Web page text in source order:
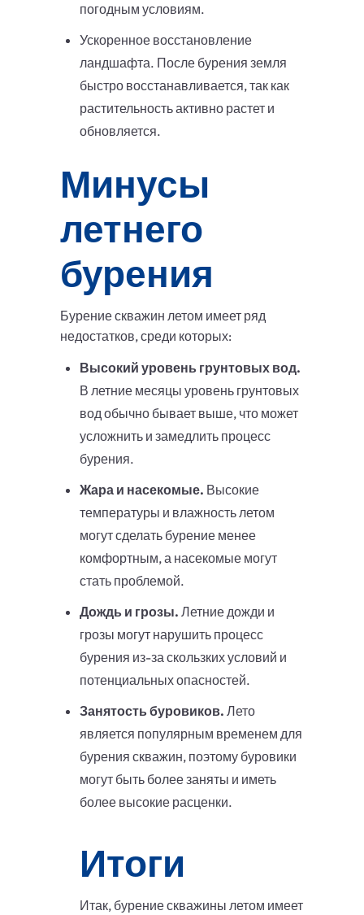
погодным условиям.
Ускоренное восстановление
ландшафта. После бурения земля
быстро восстанавливается, так как
растительность активно растет и
обновляется.
Минусы
летнего
бурения
Бурение скважин летом имеет ряд
недостатков, среди которых:
Высокий уровень грунтовых вод.
В летние месяцы уровень грунтовых
вод обычно бывает выше, что может
усложнить и замедлить процесс
бурения.
Жара и насекомые. Высокие
температуры и влажность летом
могут сделать бурение менее
комфортным, а насекомые могут
стать проблемой.
Дождь и грозы. Летние дожди и
грозы могут нарушить процесс
бурения из-за скользких условий и
потенциальных опасностей.
Занятость буровиков. Лето
является популярным временем для
бурения скважин, поэтому буровики
могут быть более заняты и иметь
более высокие расценки.
Итоги
Итак, бурение скважины летом имеет